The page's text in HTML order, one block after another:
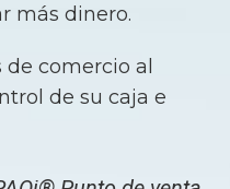
más dinero.
de comercio al
de su caja e